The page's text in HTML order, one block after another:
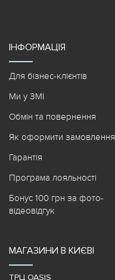
ІНФОРМАЦІЯ
Для бізнес-клієнтів
Ми у ЗМІ
Обмін та повернення
Як оформити замовлення
Гарантія
Програма лояльності
Бонус 100 грн за фото-
відеовідгук
МАГАЗИНИ В КИЄВІ
ТРЦ OASIS